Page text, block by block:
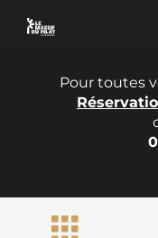
Pour toutes